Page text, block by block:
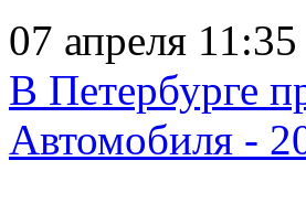
07 апреля 11:35
В Петербурге
Автомобиля -